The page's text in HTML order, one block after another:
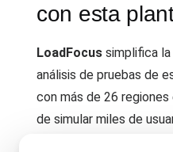
con esta
LoadFocus simplifica
análisis de pruebas de
con más de 26 regiones
de simular miles de